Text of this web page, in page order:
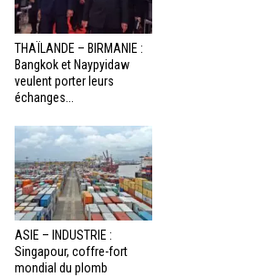
THAÏLANDE – BIRMANIE :
Bangkok et Naypyidaw
veulent porter leurs
échanges...
ASIE – INDUSTRIE :
Singapour, coffre-fort
mondial du plomb